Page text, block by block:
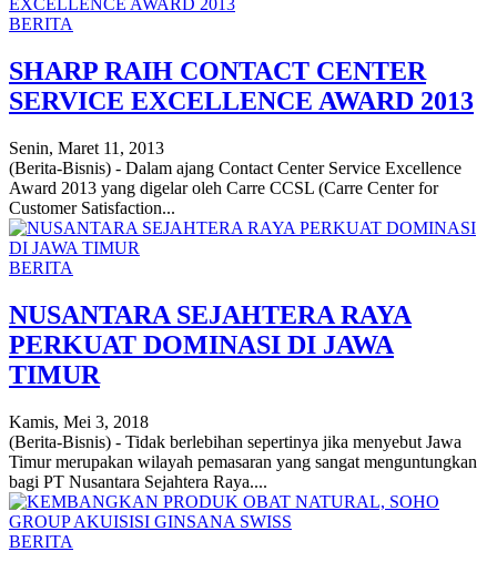
BERITA
SHARP RAIH CONTACT CENTER
SERVICE EXCELLENCE AWARD 2013
Senin, Maret 11, 2013
(Berita-Bisnis) - Dalam ajang Contact Center Service Excellence
Award 2013 yang digelar oleh Carre CCSL (Carre Center for
Customer Satisfaction...
BERITA
NUSANTARA SEJAHTERA RAYA
PERKUAT DOMINASI DI JAWA
TIMUR
Kamis, Mei 3, 2018
(Berita-Bisnis) - Tidak berlebihan sepertinya jika menyebut Jawa
Timur merupakan wilayah pemasaran yang sangat menguntungkan
bagi PT Nusantara Sejahtera Raya....
BERITA